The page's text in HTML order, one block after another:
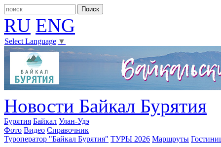
RU ENG
Select Language ▼
Новости Байкал Бурятия
Бурятия Байкал Улан-Удэ
Фото Видео Справочник
Туроператор "Байкал Бурятия" ТУРЫ 2026 Маршруты